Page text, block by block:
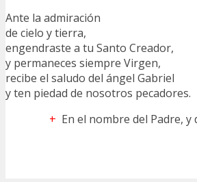
Ante la admiración
de cielo y tierra,
engendraste a tu Santo Creador,
y permaneces siempre Virgen,
recibe el saludo del ángel Gabriel
y ten piedad de nosotros pecadores.
+ En el nombre del Padre, y